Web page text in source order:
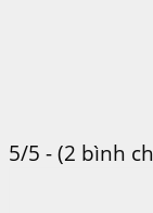
5/5 - (2 bình